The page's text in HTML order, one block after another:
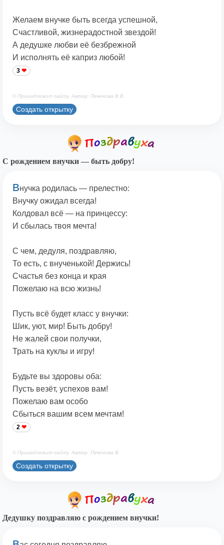
Желаем внучке быть всегда успешной,
Счастливой, жизнерадостной звездой!
А дедушке любви её безбрежной
И исполнять её каприз любой!
3
© Принадлежит сайту. Автор: Печенова В.В.
Создать открытку
С рождением внучки — быть добру!
Внучка родилась — прелестно:
Внучку ожидал всегда!
Колдовал всё — на принцессу:
И сбылась твоя мечта!
С чем, дедуля, поздравляю,
То есть, с внученькой! Держись!
Счастья без конца и края
Пожелаю на всю жизнь!
Пусть всё будет класс у внучки:
Шик, уют, мир! Быть добру!
Не жалей свои получки,
Трать на куклы и игру!
Будьте вы здоровы оба:
Пусть везёт, успехов вам!
Пожелаю вам особо
Сбыться вашим всем мечтам!
2
© Принадлежит сайту. Автор: Печенова В.
Создать открытку
Дедушку поздравляю с рождением внучки!